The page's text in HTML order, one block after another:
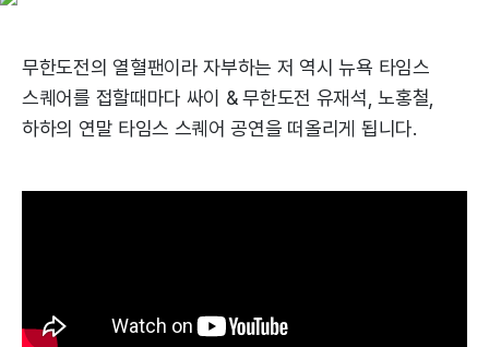
무한도전의 열혈팬이라 자부하는 저 역시 뉴욕 타임스
스퀘어를 접할때마다 싸이 & 무한도전 유재석, 노홍철,
하하의 연말 타임스 스퀘어 공연을 떠올리게 됩니다.